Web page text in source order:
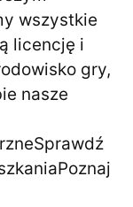
wszystkie
licencję i
gry,
nasze